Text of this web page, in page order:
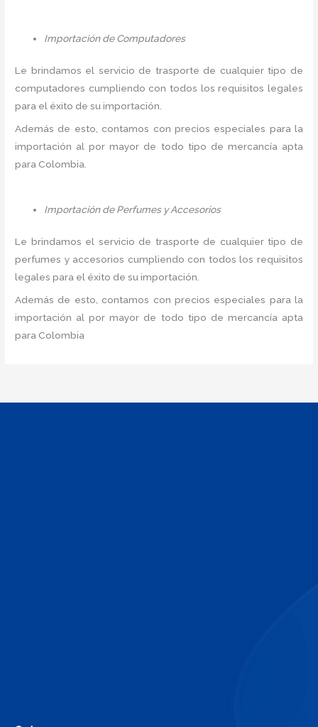
Importación de Computadores
Le brindamos el servicio de trasporte de cualquier tipo de
computadores cumpliendo con todos los requisitos legales
para el éxito de su importación.
Además de esto, contamos con precios especiales para la
importación al por mayor de todo tipo de mercancía apta
para Colombia.
Importación de Perfumes y Accesorios
Le brindamos el servicio de trasporte de cualquier tipo de
perfumes y accesorios cumpliendo con todos los requisitos
legales para el éxito de su importación.
Además de esto, contamos con precios especiales para la
importación al por mayor de todo tipo de mercancía apta
para Colombia